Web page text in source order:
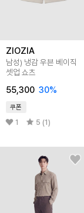
ZIOZIA
남성) 냉감 우븐 베이직
셋업 쇼츠
55,300 30%
쿠폰
1 5 (1)